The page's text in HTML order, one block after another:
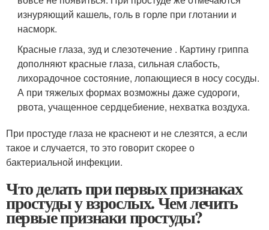
изнуряющий кашель, голь в горле при глотании и
насморк.
Красные глаза, зуд и слезотечение . Картину гриппа
дополняют красные глаза, сильная слабость,
лихорадочное состояние, лопающиеся в носу сосуды.
А при тяжелых формах возможны даже судороги,
рвота, учащенное сердцебиение, нехватка воздуха.
При простуде глаза не краснеют и не слезятся, а если
такое и случается, то это говорит скорее о
бактериальной инфекции.
Что делать при первых признаках
простуды у взрослых. Чем лечить
первые признаки простуды?